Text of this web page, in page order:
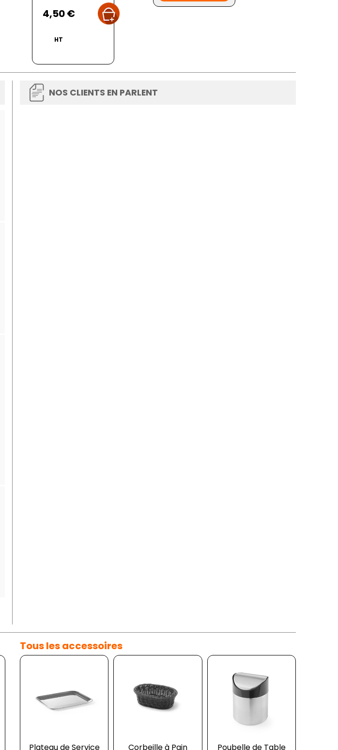
4,50 €
HT
NOS CLIENTS EN PARLENT
Serviteur Pivotant Cocotte Ovale Noire Couteau à Pain
Tous les accessoires
Plateau de Service Corbeille à Pain Poubelle de Table